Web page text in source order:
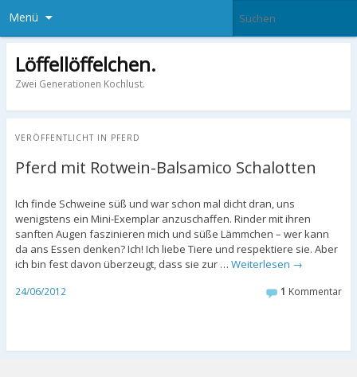
Menü
Löffellöffelchen.
Zwei Generationen Kochlust.
VERÖFFENTLICHT IN PFERD
Pferd mit Rotwein-Balsamico Schalotten
Ich finde Schweine süß und war schon mal dicht dran, uns
wenigstens ein Mini-Exemplar anzuschaffen. Rinder mit ihren
sanften Augen faszinieren mich und süße Lämmchen – wer kann
da ans Essen denken? Ich! Ich liebe Tiere und respektiere sie. Aber
ich bin fest davon überzeugt, dass sie zur … Weiterlesen →
24/06/2012 1 Kommentar